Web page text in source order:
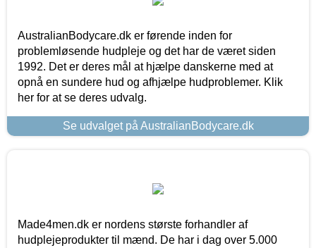
AustralianBodycare.dk er førende inden for
problemløsende hudpleje og det har de været siden
1992. Det er deres mål at hjælpe danskerne med at
opnå en sundere hud og afhjælpe hudproblemer. Klik
her for at se deres udvalg.
Se udvalget på AustralianBodycare.dk
Made4men.dk er nordens største forhandler af
hudplejeprodukter til mænd. De har i dag over 5.000